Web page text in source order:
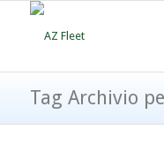
Tag Archivio